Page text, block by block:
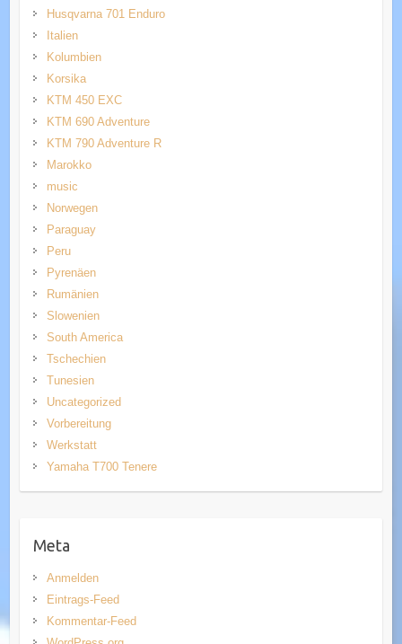
Husqvarna 701 Enduro
Italien
Kolumbien
Korsika
KTM 450 EXC
KTM 690 Adventure
KTM 790 Adventure R
Marokko
music
Norwegen
Paraguay
Peru
Pyrenäen
Rumänien
Slowenien
South America
Tschechien
Tunesien
Uncategorized
Vorbereitung
Werkstatt
Yamaha T700 Tenere
Meta
Anmelden
Eintrags-Feed
Kommentar-Feed